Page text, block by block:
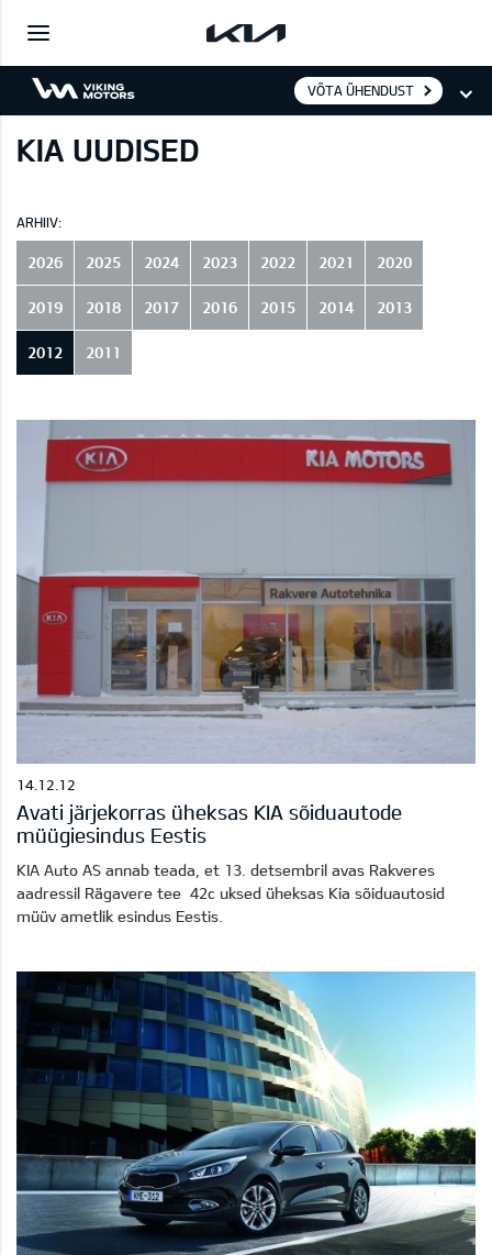
VÕTA ÜHENDUST
KIA UUDISED
ARHIIV:
2026 2025 2024 2023 2022 2021 2020
2019 2018 2017 2016 2015 2014 2013
2012 2011
14.12.12
Avati järjekorras üheksas KIA sõiduautode
müügiesindus Eestis
KIA Auto AS annab teada, et 13. detsembril avas Rakveres
aadressil Rägavere tee 42c uksed üheksas Kia sõiduautosid
müüv ametlik esindus Eestis.